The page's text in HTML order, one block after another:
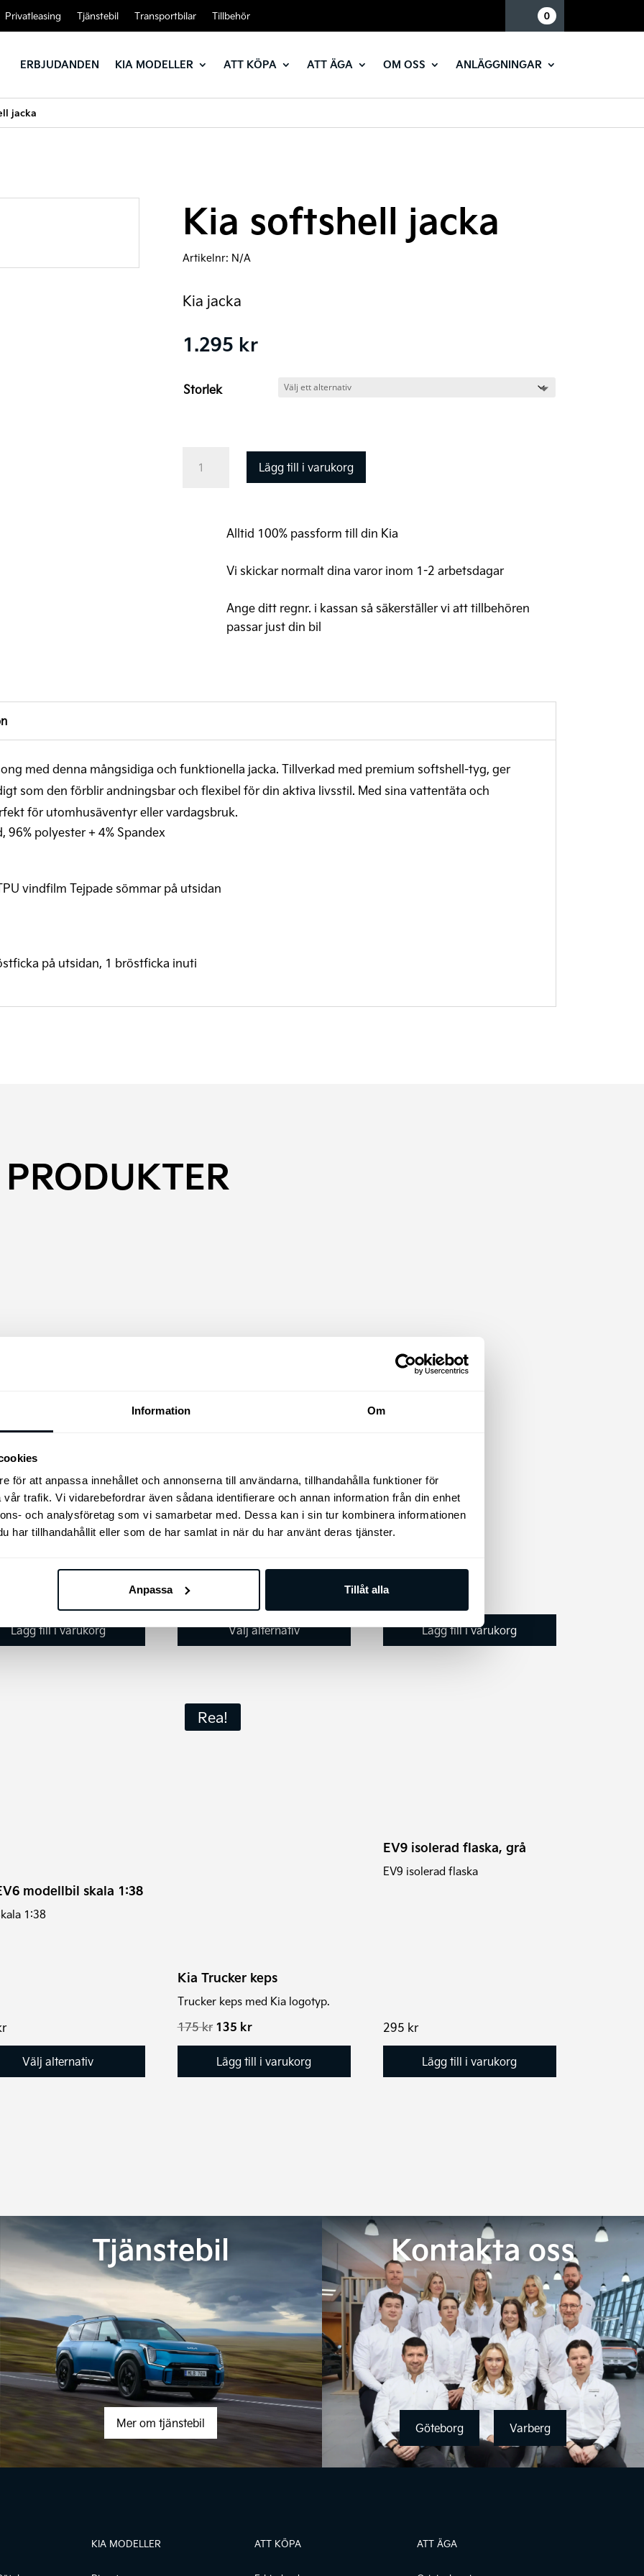
Information Om
för att anpassa innehållet och annonserna till användarna, tillhandahålla funktioner för
trafik. Vi vidarebefordrar även sådana identifierare och annan information från din enhet
och analysföretag som vi samarbetar med. Dessa kan i sin tur kombinera informationen
har tillhandahållit eller som de har samlat in när du har använt deras tjänster.
Anpassa Tillåt alla
Privatleasing Tjänstebil Transportbilar Tillbehör 0
ERBJUDANDEN KIA MODELLER ATT KÖPA ATT ÄGA OM OSS ANLÄGGNINGAR
jacka
Kia softshell jacka
Artikelnr: N/A
Kia jacka
1.295 kr
Storlek
Lägg till i varukorg
Alltid 100% passform till din Kia
Vi skickar normalt dina varor inom 1-2 arbetsdagar
Ange ditt regnr. i kassan så säkerställer vi att tillbehören
passar just din bil
med denna mångsidiga och funktionella jacka. Tillverkad med premium softshell-tyg, ger
som den förblir andningsbar och flexibel för din aktiva livsstil. Med sina vattentäta och
för utomhusäventyr eller vardagsbruk.
polyester + 4% Spandex
vindfilm Tejpade sömmar på utsidan
på utsidan, 1 bröstficka inuti
30″ Stormsäkert
paraply 30" med
öppning.
Lägg till i varukorg
Kia piké tröja
850
Välj alternativ
olika
på
produktsidan
Kia hängmatta
545
Lägg till i varukorg
modellbil skala 1:38
1:38
Välj alternativ
Rea!
Kia Trucker keps
Trucker keps med Kia logotyp.
175kr Det
priset
var:
135 krDet
priset
är:
Lägg till i varukorg
EV9 isolerad flaska, grå
EV9 isolerad flaska
295 kr
Lägg till i varukorg
Tjänstebil
Mer om tjänstebil
Kontakta oss
Göteborg Varberg
KIA MODELLER ATT KÖPA ATT ÄGA